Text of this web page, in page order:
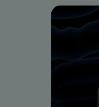
Número
diapositivas: